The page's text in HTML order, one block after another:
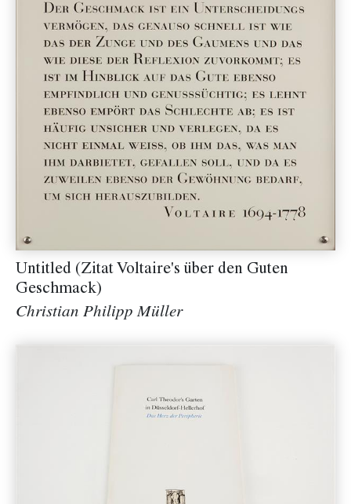
Untitled (Zitat Voltaire's über den Guten
Geschmack)
Christian Philipp Müller